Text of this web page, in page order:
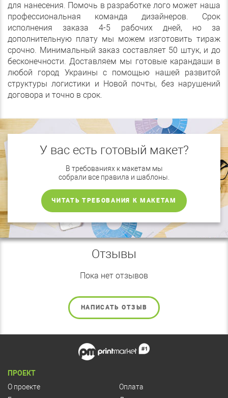
для нанесения. Помочь в разработке лого может наша
профессиональная команда дизайнеров. Срок
исполнения заказа 4-5 рабочих дней, но за
дополнительную плату мы можем изготовить тираж
срочно. Минимальный заказ составляет 50 штук, и до
бесконечности. Доставляем мы готовые карандаши в
любой город Украины с помощью нашей развитой
структуры логистики и Новой почты, без нарушений
договора и точно в срок.
У вас есть готовый макет?
В требованиях к макетам мы
собрали все правила и шаблоны.
ЧИТАТЬ ТРЕБОВАНИЯ К МАКЕТАМ
Отзывы
Пока нет отзывов
НАПИСАТЬ ОТЗЫВ
ПРОЕКТ
О проекте
Оплата